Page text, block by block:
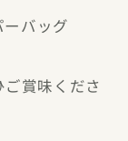
バッグ
賞味くださ